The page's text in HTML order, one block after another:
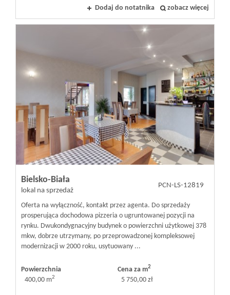
Dodaj do notatnika zobacz więcej
Bielsko-Biała
lokal na sprzedaż
PCN-LS-12819
Oferta na wyłączność, kontakt przez agenta. Do sprzedaży
prosperująca dochodowa pizzeria o ugruntowanej pozycji na
rynku. Dwukondygnacyjny budynek o powierzchni użytkowej 378
mkw, dobrze utrzymany, po przeprowadzonej kompleksowej
modernizacji w 2000 roku, usytuowany ...
Powierzchnia
400,00 m2
Cena za m2
5 750,00 zł